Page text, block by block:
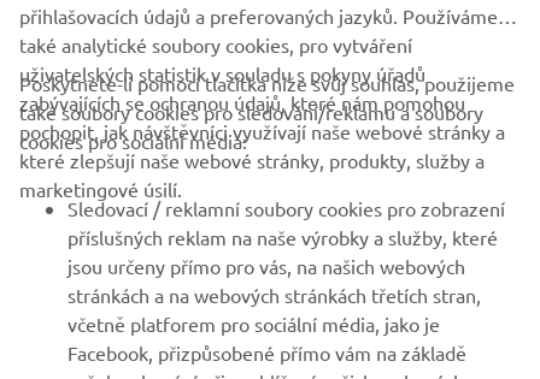
FIREMNÍ
B2B
VÍCE YAMAHA
PODPORA
přihlašovacích údajů a preferovaných jazyků. Používáme
také analytické soubory cookies, pro vytváření
uživatelských statistik v souladu s pokyny úřadů
zabývajících se ochranou údajů, které nám pomohou
pochopit, jak návštěvníci využívají naše webové stránky a
které zlepšují naše webové stránky, produkty, služby a
marketingové úsilí.
Poskytnete-li pomocí tlačítka níže svůj souhlas, použijeme
také soubory cookies pro sledování/reklamu a soubory
cookies pro sociální média:
Sledovací / reklamní soubory cookies pro zobrazení
příslušných reklam na naše výrobky a služby, které
jsou určeny přímo pro vás, na našich webových
stránkách a na webových stránkách třetích stran,
včetně platforem pro sociální média, jako je
Facebook, přizpůsobené přímo vám na základě